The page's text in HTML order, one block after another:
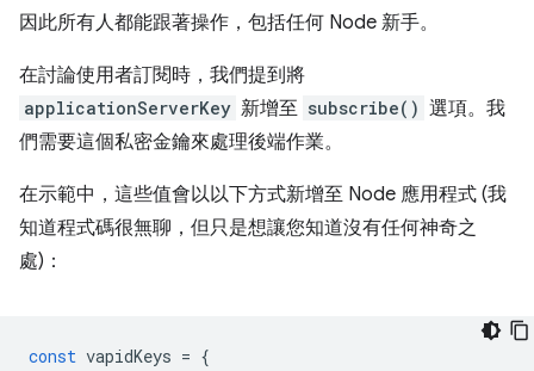
因此所有人都能跟著操作，包括任何 Node 新手。
在討論使用者訂閱時，我們提到將
applicationServerKey 新增至 subscribe() 選項。我
們需要這個私密金鑰來處理後端作業。
在示範中，這些值會以以下方式新增至 Node 應用程式 (我
知道程式碼很無聊，但只是想讓您知道沒有任何神奇之
處)：
const vapidKeys = {